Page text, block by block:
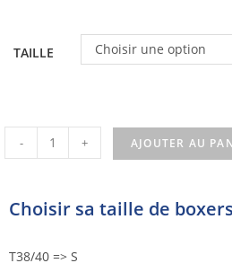
TAILLE Choisir une option
- + AJOUTER AU
Choisir sa taille de
T38/40 => S